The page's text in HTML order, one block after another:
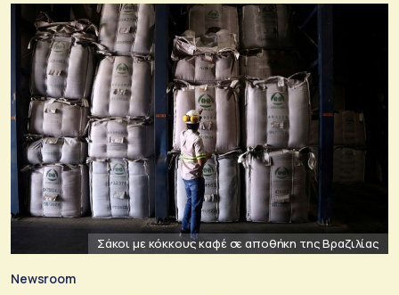
Σάκοι με κόκκους καφέ σε αποθήκη της Βραζιλίας
Newsroom